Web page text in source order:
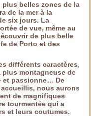
belles zones de la
de la mer à la
six jours. La
de vue, même au
de plus belle
de Porto et des
différents caractères,
montagneuse de
et passionne… De
nous aurons
de magnifiques
tourmentée qui a
et leurs coutumes.